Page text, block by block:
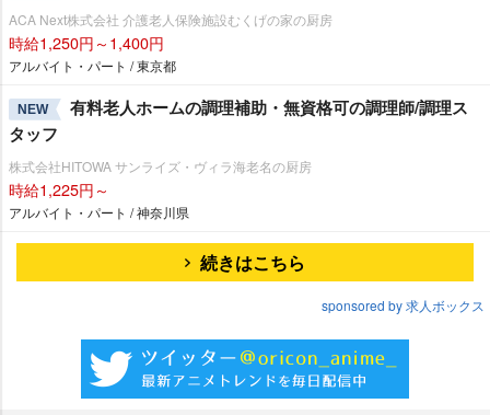
ACA Next株式会社 介護老人保険施設むくげの家の厨房
時給1,250円～1,400円
アルバイト・パート / 東京都
NEW
有料老人ホームの調理補助・無資格可の調理師/調理ス
タッフ
株式会社HITOWA サンライズ・ヴィラ海老名の厨房
時給1,225円～
アルバイト・パート / 神奈川県
続きはこちら
sponsored by 求人ボックス